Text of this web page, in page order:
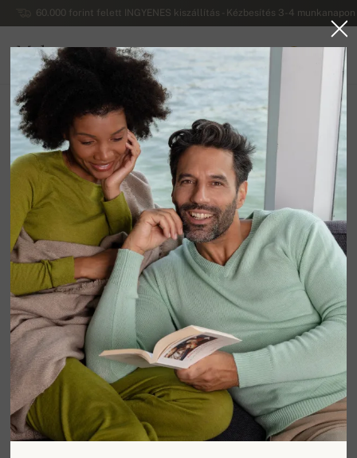
60.000 forint felett INGYENES kiszállítás - Kézbesítés 3-4
Mahogany
MAGYARORSZÁG
Vissza a főoldalra NŐI PULÓVEREK